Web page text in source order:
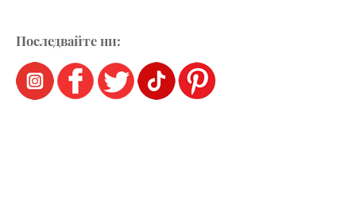
Последвайте ни: